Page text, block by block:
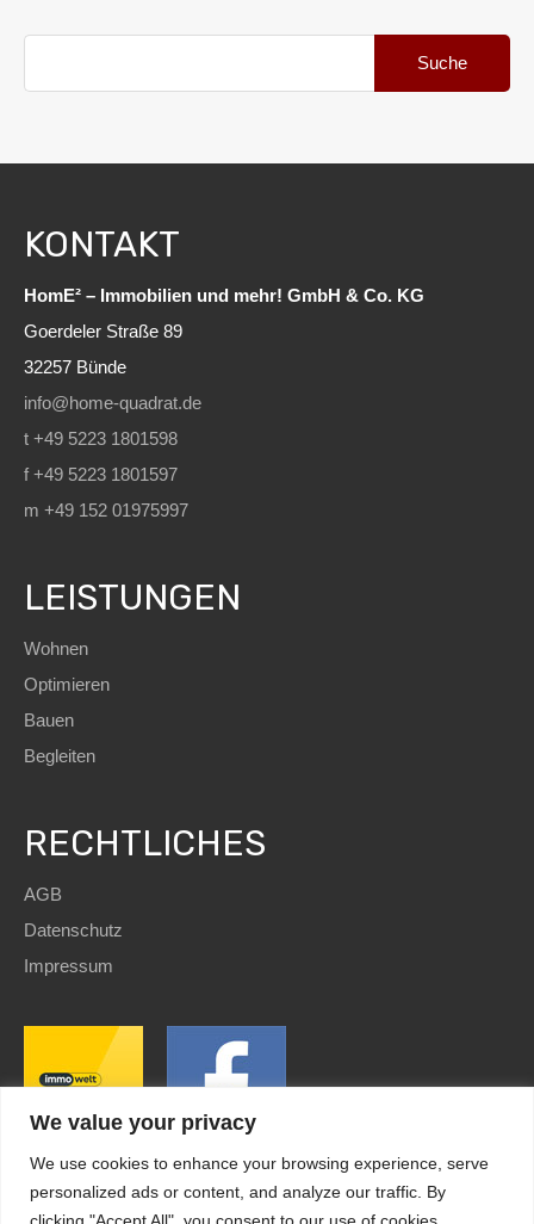
We value your privacy
We use cookies to enhance your browsing experience, serve
personalized ads or content, and analyze our traffic. By
clicking "Accept All", you consent to our use of cookies.
KONTAKT
HomE² – Immobilien und mehr! GmbH & Co. KG
Goerdeler Straße 89
32257 Bünde
info@home-quadrat.de
t +49 5223 1801598
f +49 5223 1801597
m +49 152 01975997
LEISTUNGEN
Wohnen
Optimieren
Bauen
Begleiten
RECHTLICHES
AGB
Datenschutz
Impressum